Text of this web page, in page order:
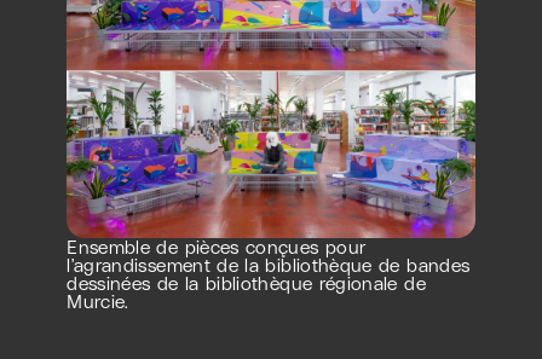
Ensemble de pièces conçues pour
l’agrandissement de la bibliothèque de bandes
dessinées de la bibliothèque régionale de
Murcie.